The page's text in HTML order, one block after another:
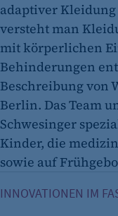
adaptiver Kleidung
versteht man
mit körperlichen
Behinderungen
Beschreibung von
Berlin. Das Team
Schwesinger
Kinder, die
sowie auf
INNOVATIONEN IM